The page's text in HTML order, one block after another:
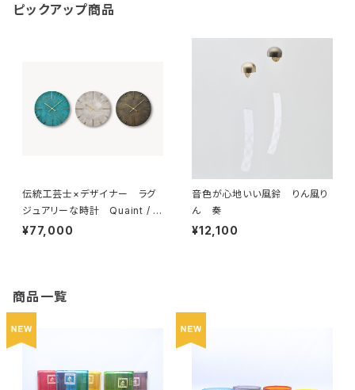
ピックアップ商品
伝統工芸士×デザイナー ラグ
ジュアリーな時計 Quaint / ク
エィント
¥77,000
音色が心地いい風鈴 りん風り
ん 奏
¥12,100
商品一覧